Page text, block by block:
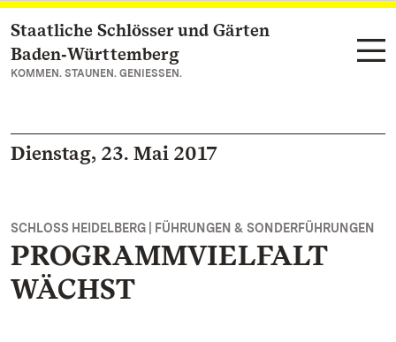
Zum Hauptinhalt springen
Staatliche Schlösser und Gärten
Baden‑Württemberg
KOMMEN. STAUNEN. GENIESSEN.
Dienstag, 23. Mai 2017
SCHLOSS HEIDELBERG | FÜHRUNGEN & SONDERFÜHRUNGEN
PROGRAMMVIELFALT
WÄCHST